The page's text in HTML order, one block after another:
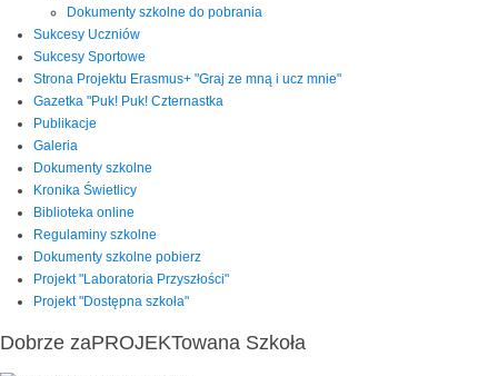
Dokumenty szkolne do pobrania
Sukcesy Uczniów
Sukcesy Sportowe
Strona Projektu Erasmus+ "Graj ze mną i ucz mnie"
Gazetka "Puk! Puk! Czternastka
Publikacje
Galeria
Dokumenty szkolne
Kronika Świetlicy
Biblioteka online
Regulaminy szkolne
Dokumenty szkolne pobierz
Projekt "Laboratoria Przyszłości"
Projekt "Dostępna szkoła"
Dobrze zaPROJEKTowana Szkoła